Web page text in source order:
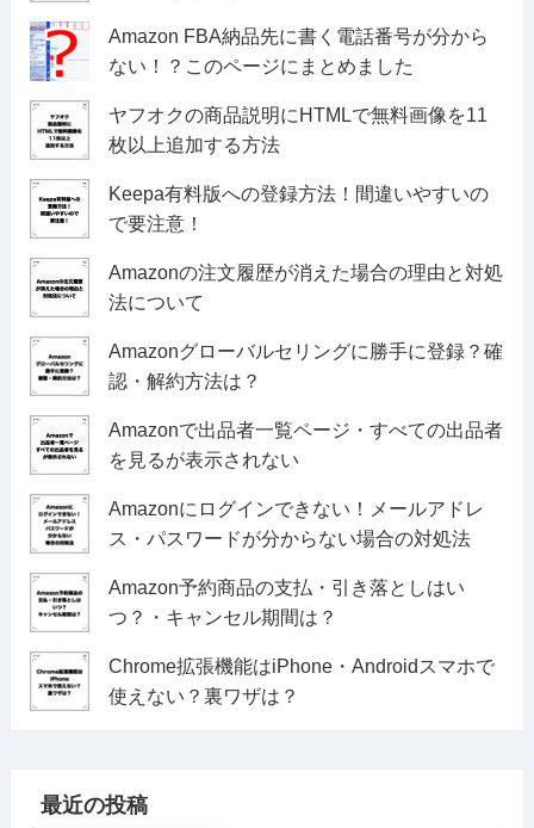
Amazon FBA納品先に書く電話番号が分から
ない！？このページにまとめました
ヤフオクの商品説明にHTMLで無料画像を11
枚以上追加する方法
Keepa有料版への登録方法！間違いやすいの
で要注意！
Amazonの注文履歴が消えた場合の理由と対処
法について
Amazonグローバルセリングに勝手に登録？確
認・解約方法は？
Amazonで出品者一覧ページ・すべての出品者
を見るが表示されない
Amazonにログインできない！メールアドレ
ス・パスワードが分からない場合の対処法
Amazon予約商品の支払・引き落としはい
つ？・キャンセル期間は？
Chrome拡張機能はiPhone・Androidスマホで
使えない？裏ワザは？
最近の投稿